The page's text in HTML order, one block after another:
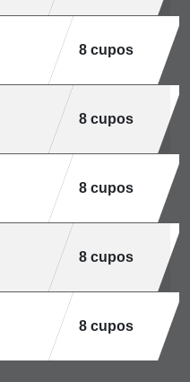
8 cupos
8 cupos
8 cupos
8 cupos
8 cupos